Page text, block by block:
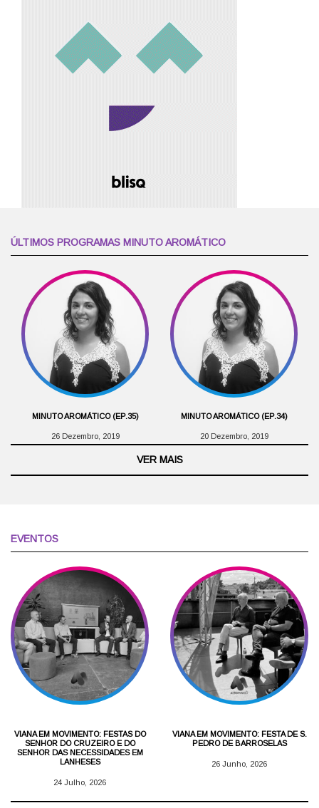
ÚLTIMOS PROGRAMAS MINUTO AROMÁTICO
MINUTO AROMÁTICO (EP.35)
26 Dezembro, 2019
MINUTO AROMÁTICO (EP.34)
20 Dezembro, 2019
VER MAIS
EVENTOS
VIANA EM MOVIMENTO: FESTAS DO
SENHOR DO CRUZEIRO E DO
SENHOR DAS NECESSIDADES EM
LANHESES
24 Julho, 2026
VIANA EM MOVIMENTO: FESTA DE S.
PEDRO DE BARROSELAS
26 Junho, 2026